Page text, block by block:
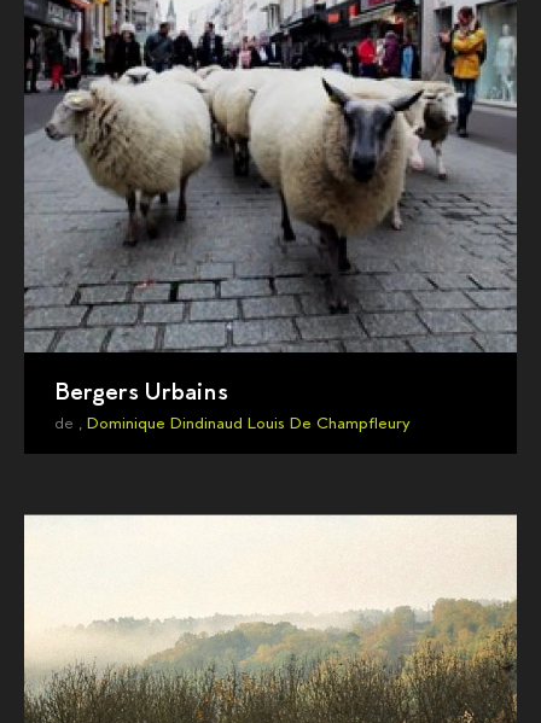
Bergers Urbains
de , Dominique Dindinaud Louis De Champfleury